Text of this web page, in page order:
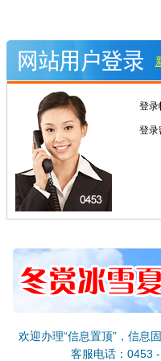
登录
登录
欢迎办理“信息置顶”，信息
客服电话：0453